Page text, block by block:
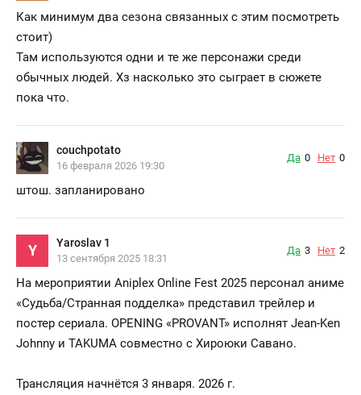
Как минимум два сезона связанных с этим посмотреть
стоит)
Там используются одни и те же персонажи среди
обычных людей. Хз насколько это сыграет в сюжете
пока что.
couchpotato
16 февраля 2026 19:30
Да 0 Нет 0
штош. запланировано
Y Yaroslav 1
13 сентября 2025 18:31
Да 3 Нет 2
На мероприятии Aniplex Online Fest 2025 персонал аниме
«Судьба/Странная подделка» представил трейлер и
постер сериала. OPENING «PROVANT» исполнят Jean-Ken
Johnny и TAKUMA совместно с Хироюки Савано.
Трансляция начнётся 3 января. 2026 г.